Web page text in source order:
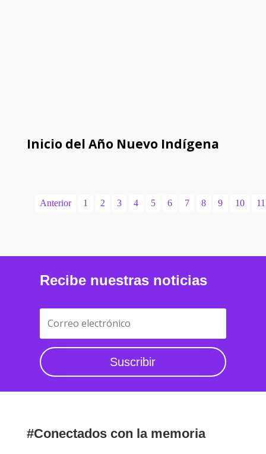
Inicio del Año Nuevo Indígena
Anterior 1 2 3 4 5 6 7 8 9 10 11
Recibe nuestras noticias
Suscribir
#Conectados con la memoria